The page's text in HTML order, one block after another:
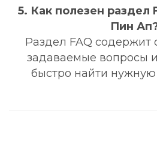
5. Как полезен раздел
Пин
Раздел FAQ содержит
задаваемые вопросы
быстро найти